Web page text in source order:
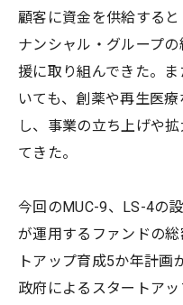
顧客に資金を供給する
ナンシャル・グループ
援に取り組んできた。
いても、創薬や再生医
し、事業の立ち上げや
てきた。
今回のMUC-9、LS-4の
が運用するファンドの
トアップ育成5か年計画
政府によるスタートア